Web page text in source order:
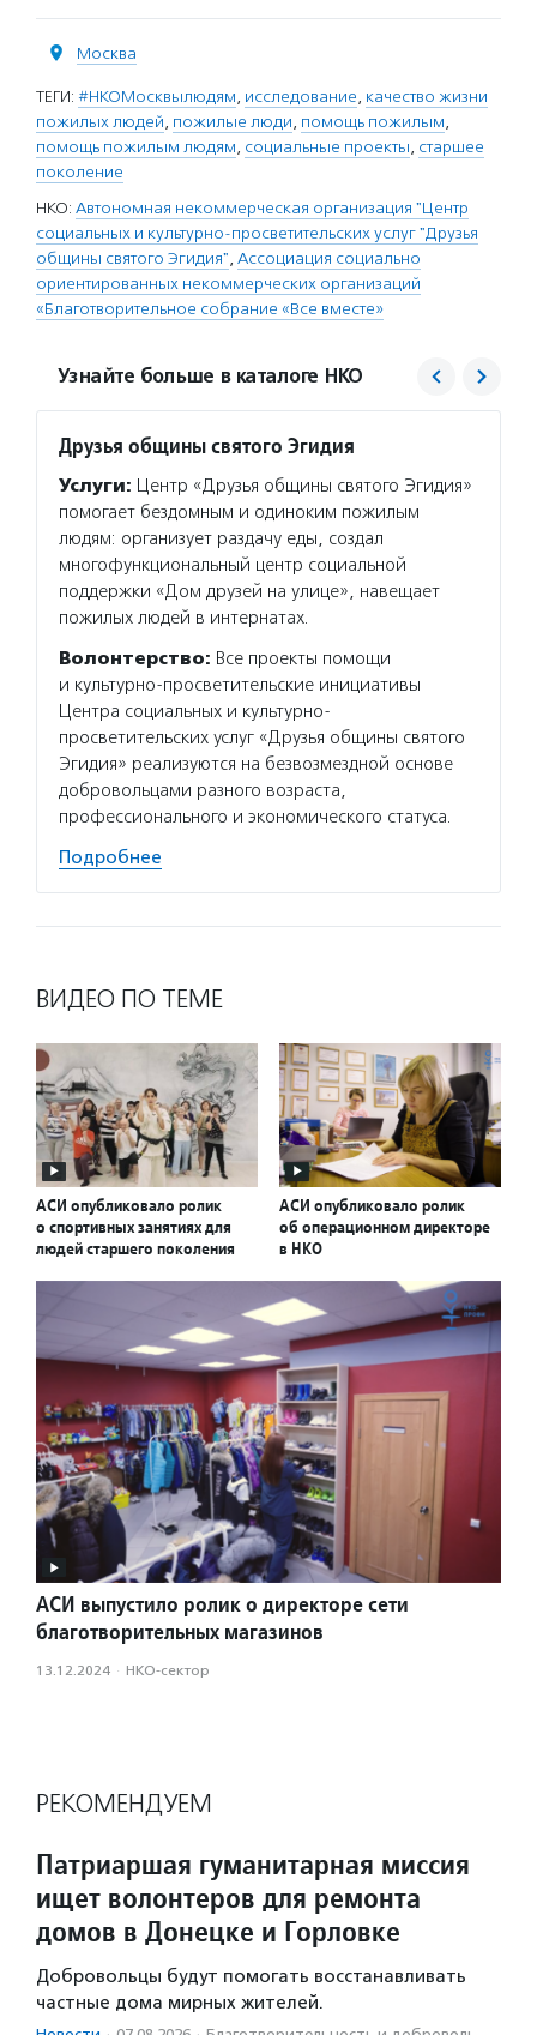
Москва
ТЕГИ: #НКОМосквылюдям, исследование, качество жизни
пожилых людей, пожилые люди, помощь пожилым,
помощь пожилым людям, социальные проекты, старшее
поколение
НКО: Автономная некоммерческая организация "Центр
социальных и культурно-просветительских услуг "Друзья
общины святого Эгидия", Ассоциация социально
ориентированных некоммерческих организаций
«Благотворительное собрание «Все вместе»
Узнайте больше в каталоге НКО
Друзья общины святого Эгидия
Услуги: Центр «Друзья общины святого Эгидия»
помогает бездомным и одиноким пожилым
людям: организует раздачу еды, создал
многофункциональный центр социальной
поддержки «Дом друзей на улице», навещает
пожилых людей в интернатах.
Волонтерство: Все проекты помощи
и культурно-просветительские инициативы
Центра социальных и культурно-
просветительских услуг «Друзья общины святого
Эгидия» реализуются на безвозмездной основе
добровольцами разного возраста,
профессионального и экономического статуса.
Подробнее
ВИДЕО ПО ТЕМЕ
АСИ опубликовало ролик
о спортивных занятиях для
людей старшего поколения
АСИ опубликовало ролик
об операционном директоре
в НКО
АСИ выпустило ролик о директоре сети
благотворительных магазинов
13.12.2024 · НКО-сектор
РЕКОМЕНДУЕМ
Патриаршая гуманитарная миссия
ищет волонтеров для ремонта
домов в Донецке и Горловке
Добровольцы будут помогать восстанавливать
частные дома мирных жителей.